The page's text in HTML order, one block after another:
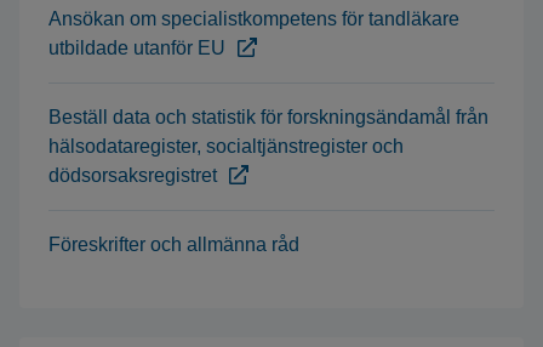
Ansökan om specialistkompetens för tandläkare
utbildade utanför EU
Beställ data och statistik för forskningsändamål från
hälsodataregister, socialtjänstregister och
dödsorsaksregistret
Föreskrifter och allmänna råd